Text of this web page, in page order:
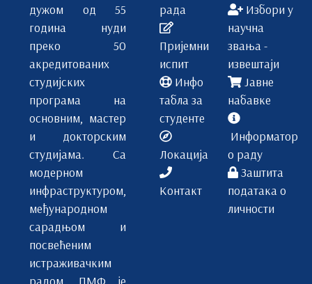
дужом од 55
година нуди
преко 50
акредитованих
студијских
програма на
основним, мастер
и докторским
студијама. Са
модерном
инфраструктуром,
међународном
сарадњом и
посвећеним
истраживачким
радом, ПМФ је
рада
Пријемни
испит
Инфо
табла за
студенте
Локација
Контакт
Избори у
научна
звања -
извештаји
Јавне
набавке
Информатор
о раду
Заштита
података о
личности